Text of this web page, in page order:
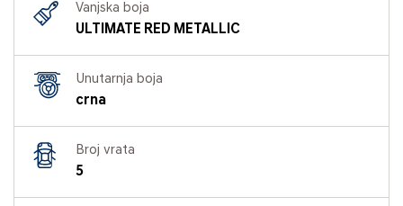
Vanjska boja
ULTIMATE RED METALLIC
Unutarnja boja
crna
Broj vrata
5